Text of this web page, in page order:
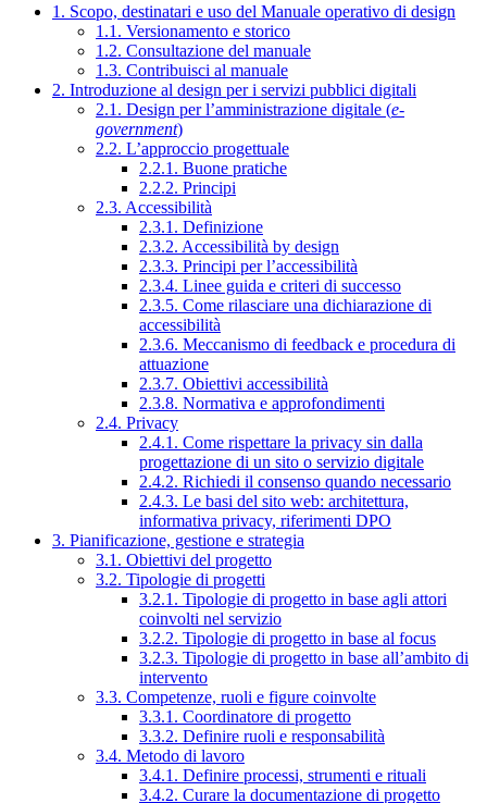
1. Scopo, destinatari e uso del Manuale operativo di design
1.1. Versionamento e storico
1.2. Consultazione del manuale
1.3. Contribuisci al manuale
2. Introduzione al design per i servizi pubblici digitali
2.1. Design per l’amministrazione digitale (e-
government)
2.2. L’approccio progettuale
2.2.1. Buone pratiche
2.2.2. Principi
2.3. Accessibilità
2.3.1. Definizione
2.3.2. Accessibilità by design
2.3.3. Principi per l’accessibilità
2.3.4. Linee guida e criteri di successo
2.3.5. Come rilasciare una dichiarazione di
accessibilità
2.3.6. Meccanismo di feedback e procedura di
attuazione
2.3.7. Obiettivi accessibilità
2.3.8. Normativa e approfondimenti
2.4. Privacy
2.4.1. Come rispettare la privacy sin dalla
progettazione di un sito o servizio digitale
2.4.2. Richiedi il consenso quando necessario
2.4.3. Le basi del sito web: architettura,
informativa privacy, riferimenti DPO
3. Pianificazione, gestione e strategia
3.1. Obiettivi del progetto
3.2. Tipologie di progetti
3.2.1. Tipologie di progetto in base agli attori
coinvolti nel servizio
3.2.2. Tipologie di progetto in base al focus
3.2.3. Tipologie di progetto in base all’ambito di
intervento
3.3. Competenze, ruoli e figure coinvolte
3.3.1. Coordinatore di progetto
3.3.2. Definire ruoli e responsabilità
3.4. Metodo di lavoro
3.4.1. Definire processi, strumenti e rituali
3.4.2. Curare la documentazione di progetto